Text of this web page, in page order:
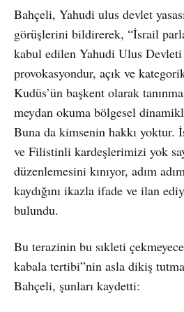
Bahçeli, Yahudi ulus devlet
görüşlerini bildirerek, “İsrail
kabul edilen Yahudi Ulus Devleti
provokasyondur, açık ve
Kudüs’ün başkent olarak
meydan okuma bölgesel
Buna da kimsenin hakkı yoktur.
ve Filistinli kardeşlerimizi yok
düzenlemesini kınıyor, adım
kaydığını ikazla ifade ve ilan
bulundu.
Bu terazinin bu sıkleti
kabala tertibi”nin asla dikiş
Bahçeli, şunları kaydetti: